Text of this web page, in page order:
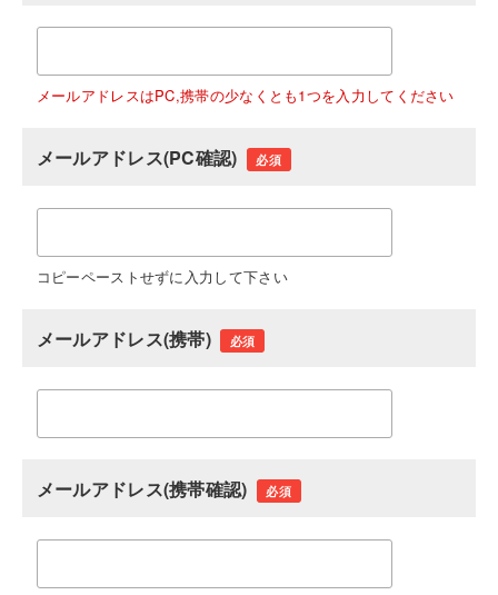
メールアドレスはPC,携帯の少なくとも1つを入力してください
メールアドレス(PC確認) 必須
コピーペーストせずに入力して下さい
メールアドレス(携帯) 必須
メールアドレス(携帯確認) 必須